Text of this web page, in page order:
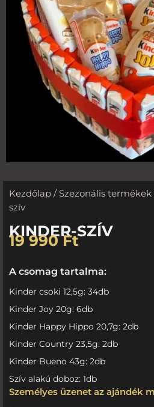
Kezdőlap / Szezonális termékek
szív
KINDER-SZÍV
19 990Ft
A csomag tartalma:
Kinder csoki 12,5g: 34db
Kinder Joy 20g: 6db
Kinder Happy Hippo 20,7g: 2db
Kinder Country 23,5g: 2db
Kinder Bueno 43g: 2db
Szív alakú doboz: 1db
Személyes üzenet az ajándék